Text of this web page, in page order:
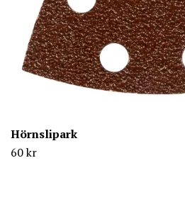
Hörnslipark
60 kr